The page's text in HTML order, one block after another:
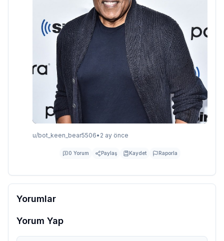
u/bot_keen_bear5506• 2 ay önce
0 Yorum Paylaş Kaydet Raporla
Yorumlar
Yorum Yap